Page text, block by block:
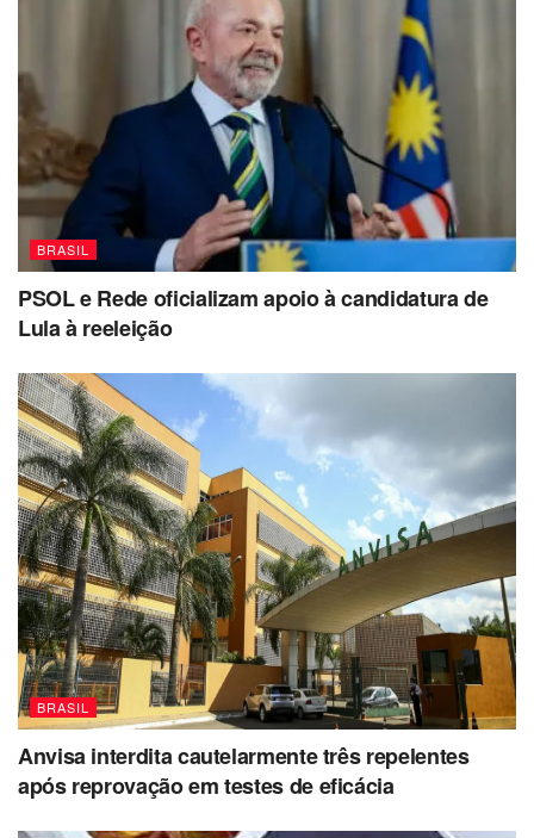
BRASIL
PSOL e Rede oficializam apoio à candidatura de
Lula à reeleição
BRASIL
Anvisa interdita cautelarmente três repelentes
após reprovação em testes de eficácia